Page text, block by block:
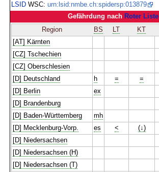
LSID WSC:urn:lsid:nmbe.ch:spidersp:013879
Gefährdung nach Roter Liste
Region
BS LT KT
[AT] Kärnten
[CZ] Tschechien
[CZ] Oberschlesien
[D] Deutschland
h = =
[D] Berlin
ex
[D] Brandenburg
[D] Baden-Württemberg
mh
[D] Mecklenburg-Vorp.
es < (↓)
[D] Niedersachsen
[D] Niedersachsen (H)
[D] Niedersachsen (T)